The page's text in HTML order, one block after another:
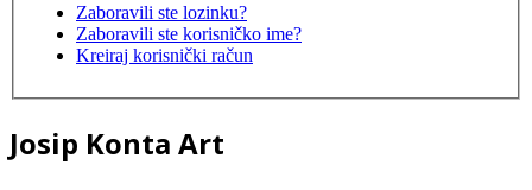
Zaboravili ste lozinku?
Zaboravili ste korisničko ime?
Kreiraj korisnički račun
Josip Konta Art